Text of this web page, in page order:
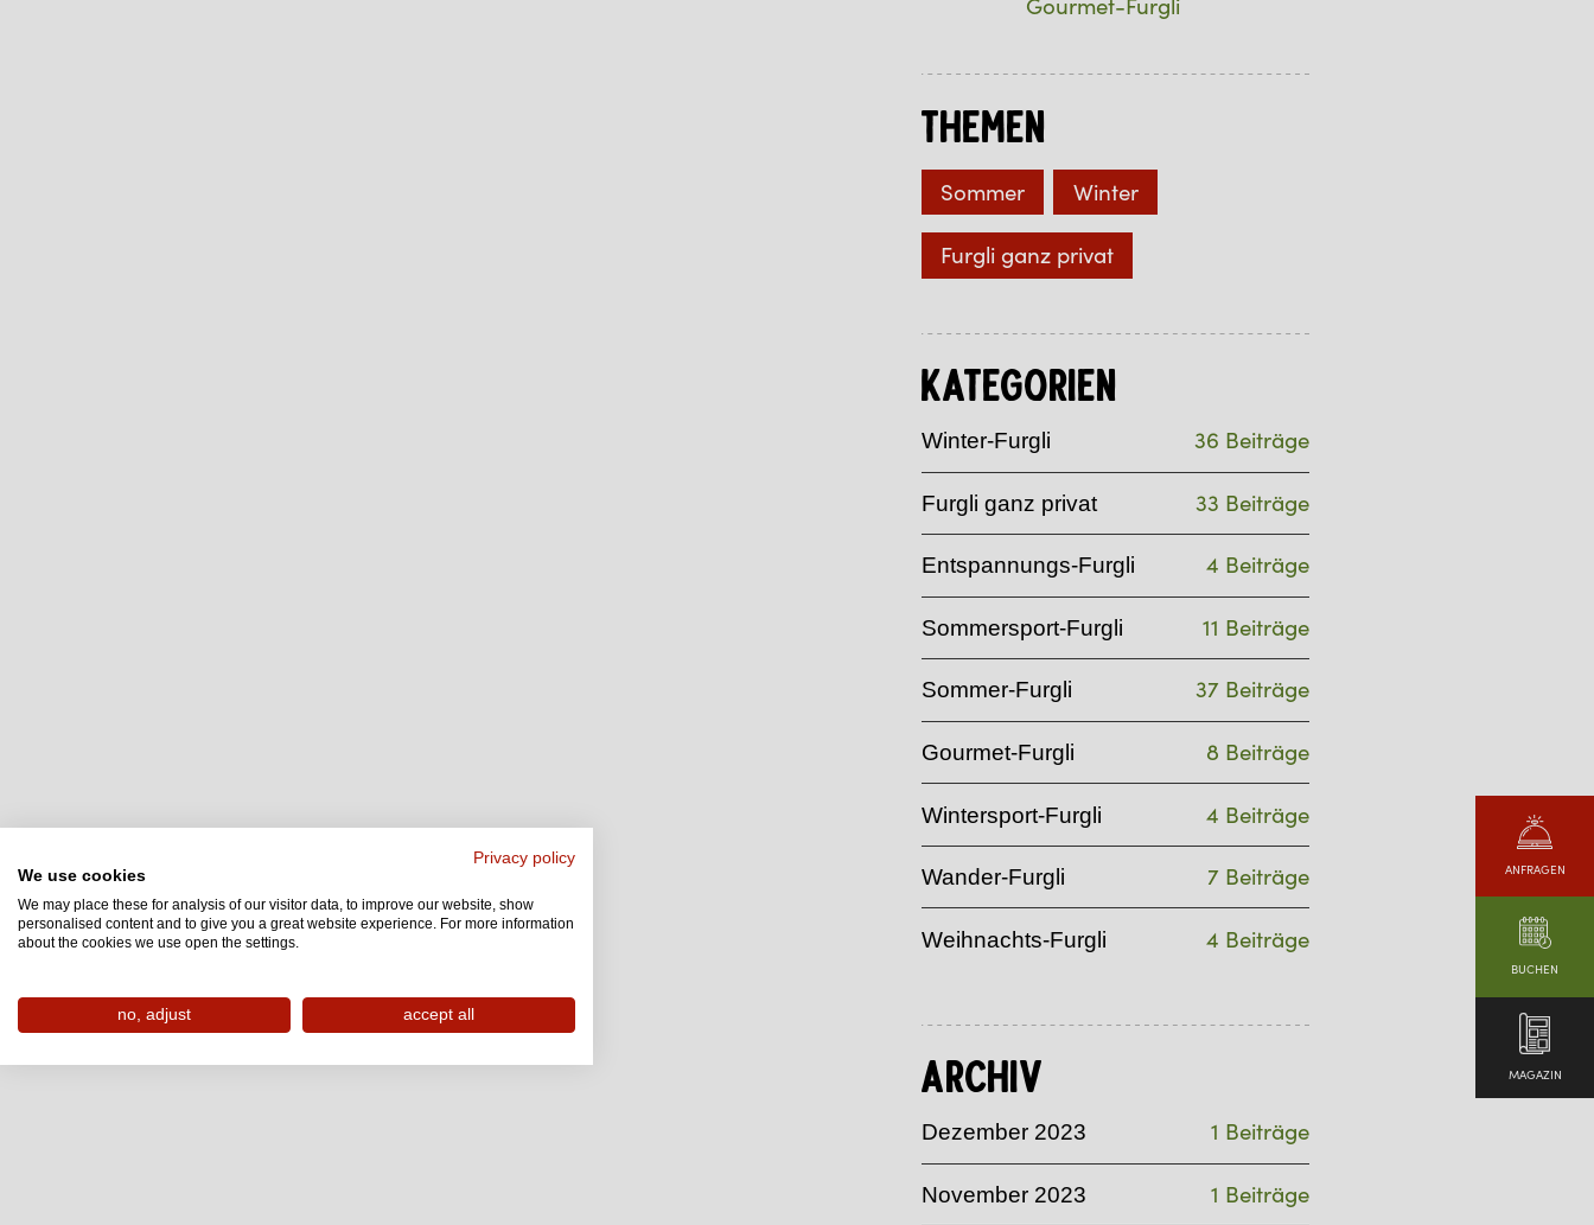
ANFRAGEN
BUCHEN
MAGAZIN
Gourmet-Furgli
Themen
Sommer Winter
Furgli ganz privat
Kategorien
Winter-Furgli 36 Beiträge
Furgli ganz privat 33 Beiträge
Entspannungs-Furgli 4 Beiträge
Sommersport-Furgli 11 Beiträge
Sommer-Furgli 37 Beiträge
Gourmet-Furgli 8 Beiträge
Wintersport-Furgli 4 Beiträge
Wander-Furgli 7 Beiträge
Weihnachts-Furgli 4 Beiträge
Archiv
Dezember 2023 1 Beiträge
November 2023 1 Beiträge
Privacy policy
We use cookies
We may place these for analysis of our visitor data, to improve our website, show
personalised content and to give you a great website experience. For more information
about the cookies we use open the settings.
no, adjust accept all